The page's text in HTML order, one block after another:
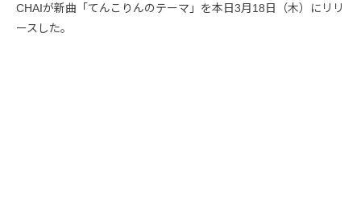
CHAIが新曲「てんこりんのテーマ」を本日3月18日（木）にリリ
ースした。